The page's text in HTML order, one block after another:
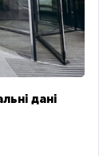
дані